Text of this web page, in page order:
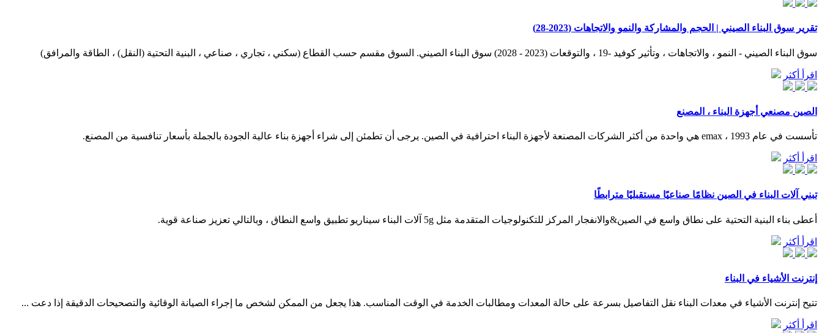
تقرير سوق البناء الصيني | الحجم والمشاركة والنمو والاتجاهات (2023-28)
سوق البناء الصيني - النمو ، والاتجاهات ، وتأثير كوفيد -19 ، والتوقعات (2023 - 2028) سوق البناء الصيني. السوق مقسم حسب القطاع (سكني ، تجاري ، صناعي ، البنية التحتية (النقل) ، الطاقة والمرافق)
اقرأ أكثر
الصين مصنعي أجهزة البناء ، المصنع
تأسست في عام 1993 ، emax هي واحدة من أكثر الشركات المصنعة لأجهزة البناء احترافية في الصين. يرجى أن تطمئن إلى شراء أجهزة بناء عالية الجودة بالجملة بأسعار تنافسية من المصنع.
اقرأ أكثر
تبني آلات البناء في الصين نظامًا صناعيًا مستقبليًا مترابطًا
أعطى بناء البنية التحتية على نطاق واسع في الصين&والانفجار المركز للتكنولوجيات المتقدمة مثل 5g آلات البناء سيناريو تطبيق واسع النطاق ، وبالتالي تعزيز صناعة قوية.
اقرأ أكثر
إنترنت الأشياء في البناء
تتيح إنترنت الأشياء في معدات البناء نقل التفاصيل بسرعة على حالة المعدات ومطالبات الخدمة في الوقت المناسب. هذا يجعل من الممكن لشخص ما إجراء الصيانة الوقائية والتصحيحات الدقيقة إذا دعت ...
اقرأ أكثر